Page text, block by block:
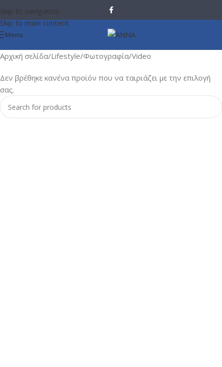
Skip to navigation
Skip to main content
Menu
Αρχική σελίδα Lifestyle Φωτογραφία/Video
Δεν βρέθηκε κανένα προϊόν που να ταιριάζει με την επιλογή
σας.